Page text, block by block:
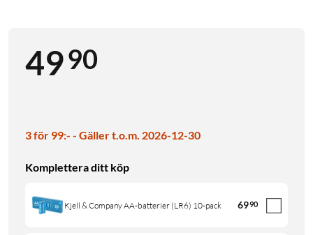
4990
3 för 99:- - Gäller t.o.m. 2026-12-30
Komplettera ditt köp
Kjell & Company AA-batterier (LR6) 10-pack 6990